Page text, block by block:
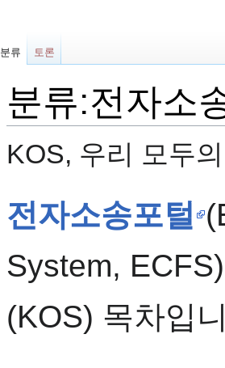
분류:전자소
KOS, 우리 모두
러
보
로
기
색
하
가
전자소송포털
System,
(KOS) 목차입
분류 토론